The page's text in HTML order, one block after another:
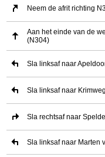
Neem de afrit richting
Aan het einde van de
(N304)
Sla linksaf naar
Sla linksaf naar Krimweg
Sla rechtsaf naar
Sla linksaf naar Marten